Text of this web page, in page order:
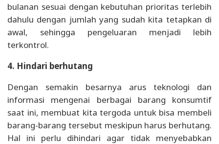
bulanan sesuai dengan kebutuhan prioritas terlebih
dahulu dengan jumlah yang sudah kita tetapkan di
awal, sehingga pengeluaran menjadi lebih
terkontrol.
4. Hindari berhutang
Dengan semakin besarnya arus teknologi dan
informasi mengenai berbagai barang konsumtif
saat ini, membuat kita tergoda untuk bisa membeli
barang-barang tersebut meskipun harus berhutang.
Hal ini perlu dihindari agar tidak menyebabkan